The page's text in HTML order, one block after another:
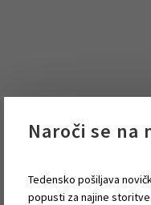
Naroči se na
Tedensko pošiljava
popusti za najine storitve.